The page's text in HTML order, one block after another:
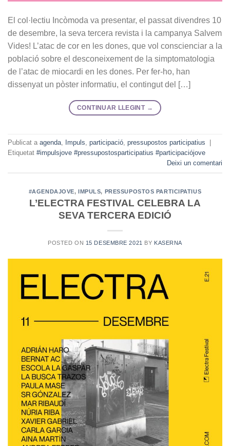
El col·lectiu Incòmoda va presentar, el passat divendres 10
de desembre, la seva tercera revista i la campanya Salvem
Vides! L’atac de cor en les dones, que vol conscienciar a la
població sobre el desconeixement de la simptomatologia
de l’atac de miocardi en les dones. Per fer-ho, han
dissenyat un pòster informatiu, el contingut del […]
CONTINUAR LLEGINT →
Publicat a agenda, Impuls, participació, pressupostos participatius
Etiquetat #impulsjove #pressupostosparticipatius #participaciójove
Deixi un comentari
#AGENDAJOVE,IMPULS, PRESSUPOSTOS PARTICIPATIUS
L’ELECTRA FESTIVAL CELEBRA LA
SEVA TERCERA EDICIÓ
POSTED ON 15 DESEMBRE 2021 BY KASERNA